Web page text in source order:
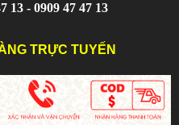
13 - 0909 47 47 13
TRỰC TUYẾN